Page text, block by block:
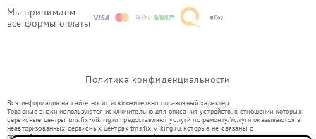
Мы принимаем
все формы оплаты
Политика конфиденциальности
Вся информация на сайте носит исключительно справочный характер.
Товарные знаки используются исключительно для описания устройств, в отношении которых
сервисные центры tms.fix-viking.ru предоставляют услуги по ремонту. Услуги оказываются в
неавторизованных сервисных центрах tms.fix-viking.ru, которые не связаны с
правообладателями товарных знаков или их официальными представителями.